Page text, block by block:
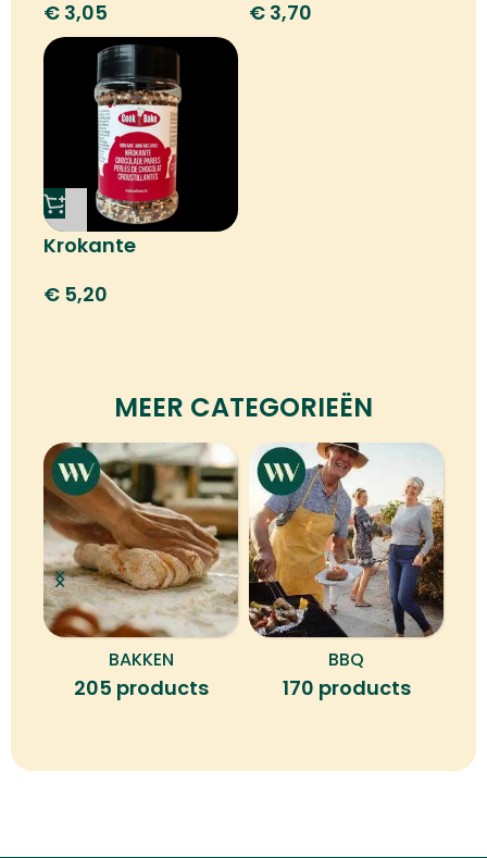
€ 3,05
€ 3,70
Krokante
€ 5,20
MEER CATEGORIEËN
BAKKEN
205 products
BBQ
170 products